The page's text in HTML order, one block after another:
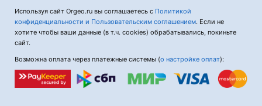
Используя сайт Orgeo.ru вы соглашаетесь с Политикой
конфиденциальности и Пользовательским соглашением. Если не
хотите чтобы ваши данные (в т.ч. cookies) обрабатывались, покиньте
сайт.
Возможна оплата через платежные системы (о настройке оплат):